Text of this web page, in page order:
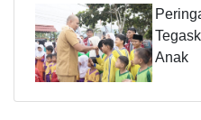
Anak